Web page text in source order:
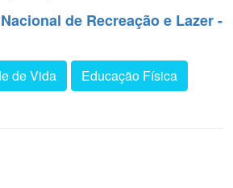
de Recreação e Lazer -
de Vida Educação Física